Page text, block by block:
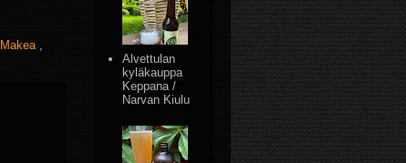
Makea
Alvettulan
kyläkauppa
Keppana /
Narvan Kiulu